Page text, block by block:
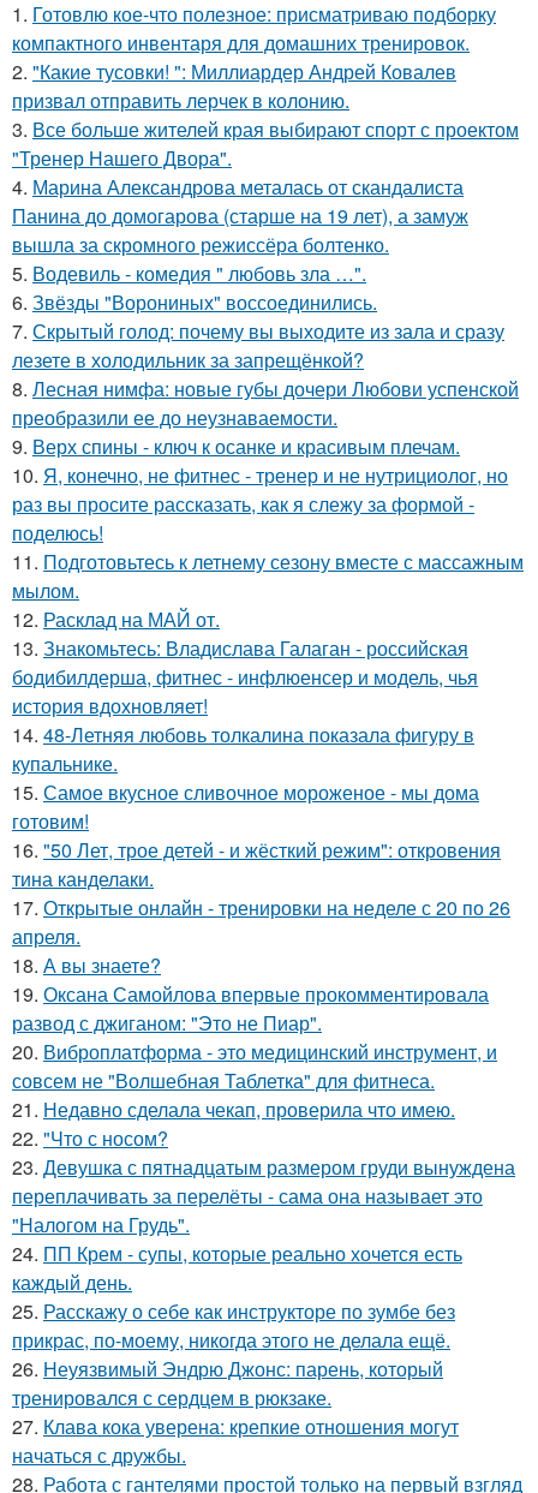
1. Готовлю кое-что полезное: присматриваю подборку
компактного инвентаря для домашних тренировок.
2. "Какие тусовки! ": Миллиардер Андрей Ковалев
призвал отправить лерчек в колонию.
3. Все больше жителей края выбирают спорт с проектом
"Тренер Нашего Двора".
4. Марина Александрова металась от скандалиста
Панина до домогарова (старше на 19 лет), а замуж
вышла за скромного режиссёра болтенко.
5. Водевиль - комедия " любовь зла …".
6. Звёзды "Ворониных" воссоединились.
7. Скрытый голод: почему вы выходите из зала и сразу
лезете в холодильник за запрещёнкой?
8. Лесная нимфа: новые губы дочери Любови успенской
преобразили ее до неузнаваемости.
9. Верх спины - ключ к осанке и красивым плечам.
10. Я, конечно, не фитнес - тренер и не нутрициолог, но
раз вы просите рассказать, как я слежу за формой -
поделюсь!
11. Подготовьтесь к летнему сезону вместе с массажным
мылом.
12. Расклад на МАЙ от.
13. Знакомьтесь: Владислава Галаган - российская
бодибилдерша, фитнес - инфлюенсер и модель, чья
история вдохновляет!
14. 48-Летняя любовь толкалина показала фигуру в
купальнике.
15. Самое вкусное сливочное мороженое - мы дома
готовим!
16. "50 Лет, трое детей - и жёсткий режим": откровения
тина канделаки.
17. Открытые онлайн - тренировки на неделе с 20 по 26
апреля.
18. А вы знаете?
19. Оксана Самойлова впервые прокомментировала
развод с джиганом: "Это не Пиар".
20. Виброплатформа - это медицинский инструмент, и
совсем не "Волшебная Таблетка" для фитнеса.
21. Недавно сделала чекап, проверила что имею.
22. "Что с носом?
23. Девушка с пятнадцатым размером груди вынуждена
переплачивать за перелёты - сама она называет это
"Налогом на Грудь".
24. ПП Крем - супы, которые реально хочется есть
каждый день.
25. Расскажу о себе как инструкторе по зумбе без
прикрас, по-моему, никогда этого не делала ещё.
26. Неуязвимый Эндрю Джонс: парень, который
тренировался с сердцем в рюкзаке.
27. Клава кока уверена: крепкие отношения могут
начаться с дружбы.
28. Работа с гантелями простой только на первый взгляд